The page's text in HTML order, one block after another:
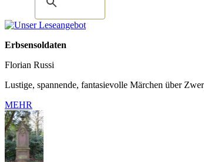
Erbsensoldaten
Florian Russi
Lustige, spannende, fantasievolle Märchen über
MEHR